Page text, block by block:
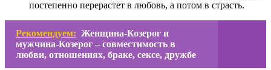
постепенно перерастет в любовь, а потом в страсть.
Рекомендуем: Женщина-Козерог и
мужчина-Козерог – совместимость в
любви, отношениях, браке, сексе, дружбе